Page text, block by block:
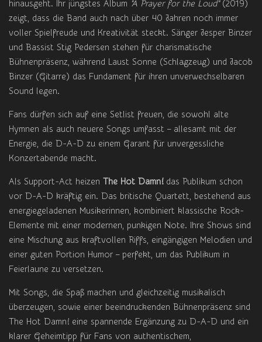
hinausgeht. Ihr jüngstes Album "A Prayer for the Loud"(2019)
zeigt, dass die Band auch nach über 40 Jahren noch immer
voller Spielfreude und Kreativität steckt. Sänger Jesper Binzer
und Bassist Stig Pedersen stehen für charismatische
Bühnenpräsenz, während Laust Sonne (Schlagzeug) und Jacob
Binzer (Gitarre) das Fundament für ihren unverwechselbaren
Sound legen.
Fans dürfen sich auf eine Setlist freuen, die sowohl alte
Hymnen als auch neuere Songs umfasst – allesamt mit der
Energie, die D-A-D zu einem Garant für unvergessliche
Konzertabende macht.
Als Support-Act heizen The Hot Damn!das Publikum schon
vor D-A-D kräftig ein. Das britische Quartett, bestehend aus
energiegeladenen Musikerinnen, kombiniert klassische Rock-
Elemente mit einer modernen, punkigen Note. Ihre Shows sind
eine Mischung aus kraftvollen Riffs, eingängigen Melodien und
einer guten Portion Humor – perfekt, um das Publikum in
Feierlaune zu versetzen.
Mit Songs, die Spaß machen und gleichzeitig musikalisch
überzeugen, sowie einer beeindruckenden Bühnenpräsenz sind
The Hot Damn! eine spannende Ergänzung zu D-A-D und ein
klarer Geheimtipp für Fans von authentischem,